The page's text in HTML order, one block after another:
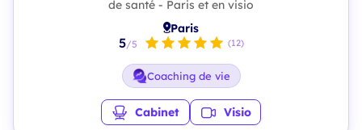
de santé - Paris et en visio
Paris
5/5 (12)
Coaching de vie
Cabinet Visio